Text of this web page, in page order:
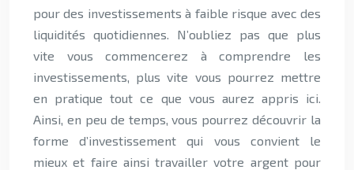
pour des investissements à faible risque avec des
liquidités quotidiennes. N’oubliez pas que plus
vite vous commencerez à comprendre les
investissements, plus vite vous pourrez mettre
en pratique tout ce que vous aurez appris ici.
Ainsi, en peu de temps, vous pourrez découvrir la
forme d’investissement qui vous convient le
mieux et faire ainsi travailler votre argent pour